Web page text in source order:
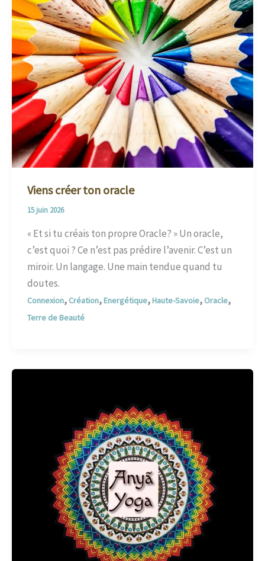
Viens créer ton oracle
15 juin 2026
« Et si tu créais ton propre Oracle? » Un oracle,
c’est quoi ? Ce n’est pas prédire l’avenir. C’est un
miroir. Un langage. Une main tendue quand tu
doutes.
Connexion, Création,Energétique,Haute-Savoie, Oracle,
Terre de Beauté